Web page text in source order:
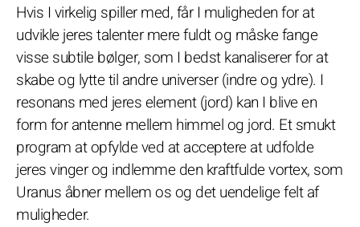
Hvis I virkelig spiller med, får I muligheden for at
udvikle jeres talenter mere fuldt og måske fange
visse subtile bølger, som I bedst kanaliserer for at
skabe og lytte til andre universer (indre og ydre). I
resonans med jeres element (jord) kan I blive en
form for antenne mellem himmel og jord. Et smukt
program at opfylde ved at acceptere at udfolde
jeres vinger og indlemme den kraftfulde vortex, som
Uranus åbner mellem os og det uendelige felt af
muligheder.